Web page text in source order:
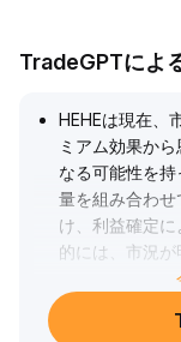
TradeGPTによ
HEHEは現在、
ミアム効果か
なる可能性を
量を組み合わ
け、利益確定
的には、市況が
HEHEは主上
口保有動向およ
向の流動性リ